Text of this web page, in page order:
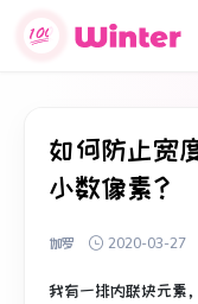
如何防止宽
小数像素？
伽罗 2020-03-27
我有一排内联块元素